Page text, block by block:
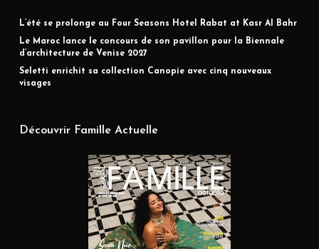
L’été se prolonge au Four Seasons Hotel Rabat at Kasr Al Bahr
Le Maroc lance le concours de son pavillon pour la Biennale
d’architecture de Venise 2027
Seletti enrichit sa collection Canopie avec cinq nouveaux
visages
Découvrir Famille Actuelle